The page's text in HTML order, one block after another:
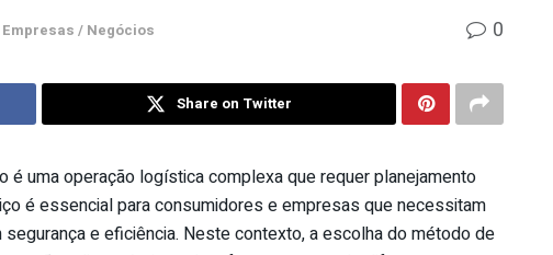
Empresas / Negócios 0
Share on Twitter
uma operação logística complexa que requer planejamento
é essencial para consumidores e empresas que necessitam
e eficiência. Neste contexto, a escolha do método de